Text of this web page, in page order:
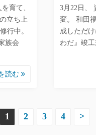
育て、
ち上
行中。
族会
読む
3月22日、
変。 和田
成しただ
わだ』竣
1 2 3 4 >